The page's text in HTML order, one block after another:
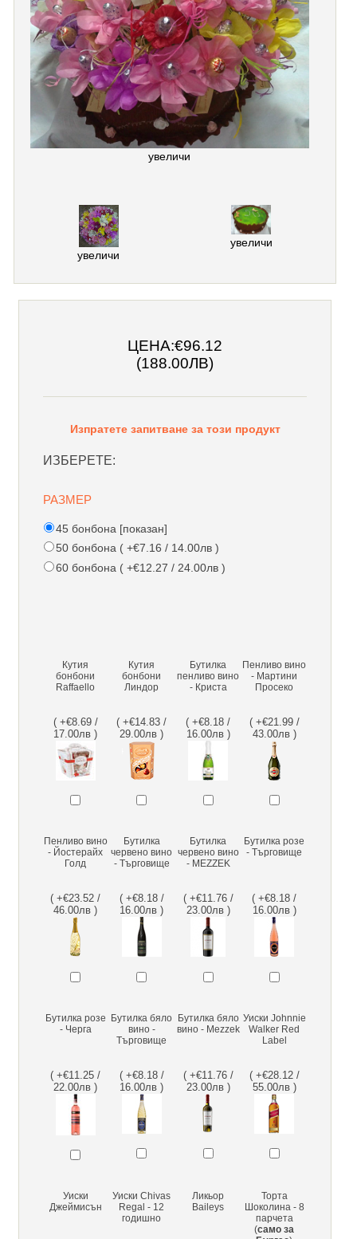
увеличи
увеличи
увеличи
ЦЕНА:€96.12
(188.00ЛВ)
Изпратете запитване за този продукт
ИЗБЕРЕТЕ:
РАЗМЕР
45 бонбона [показан]
50 бонбона ( +€7.16 / 14.00лв )
60 бонбона ( +€12.27 / 24.00лв )
Кутия
бонбони
Raffaello
( +€8.69 /
17.00лв )
Кутия
бонбони
Линдор
( +€14.83 /
29.00лв )
Бутилка
пенливо вино
- Криста
( +€8.18 /
16.00лв )
Пенливо вино
- Мартини
Просеко
( +€21.99 /
43.00лв )
Пенливо вино
- Йостерайх
Голд
( +€23.52 /
46.00лв )
Бутилка
червено вино
- Търговище
( +€8.18 /
16.00лв )
Бутилка
червено вино
- MEZZEK
( +€11.76 /
23.00лв )
Бутилка розе
- Търговище
( +€8.18 /
16.00лв )
Бутилка розе
- Черга
( +€11.25 /
22.00лв )
Бутилка бяло
вино -
Търговище
( +€8.18 /
16.00лв )
Бутилка бяло
вино - Mezzek
( +€11.76 /
23.00лв )
Уиски Johnnie
Walker Red
Label
( +€28.12 /
55.00лв )
Уиски
Джеймисън
Уиски Chivas
Regal - 12
годишно
Ликьор
Baileys
Торта
Шоколина - 8
парчета
(само за